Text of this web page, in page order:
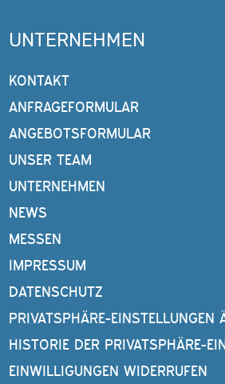
UNTERNEHMEN
KONTAKT
ANFRAGEFORMULAR
ANGEBOTSFORMULAR
UNSER TEAM
UNTERNEHMEN
NEWS
MESSEN
IMPRESSUM
DATENSCHUTZ
PRIVATSPHÄRE-EINSTELLUNGEN
HISTORIE DER PRIVATSPHÄRE-
EINWILLIGUNGEN WIDERRUFEN